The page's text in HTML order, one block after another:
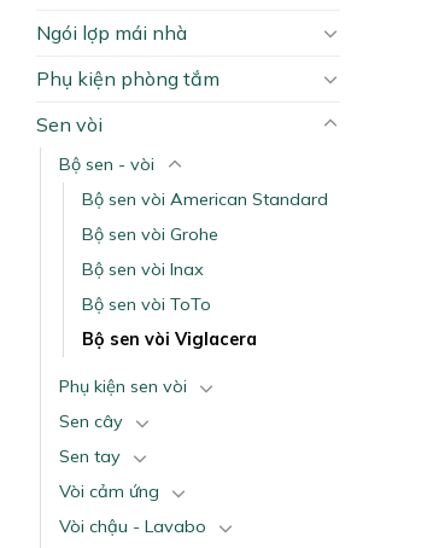
Ngói lợp mái nhà
Phụ kiện phòng tắm
Sen vòi
Bộ sen - vòi
Bộ sen vòi American Standard
Bộ sen vòi Grohe
Bộ sen vòi Inax
Bộ sen vòi ToTo
Bộ sen vòi Viglacera
Phụ kiện sen vòi
Sen cây
Sen tay
Vòi cảm ứng
Vòi chậu - Lavabo